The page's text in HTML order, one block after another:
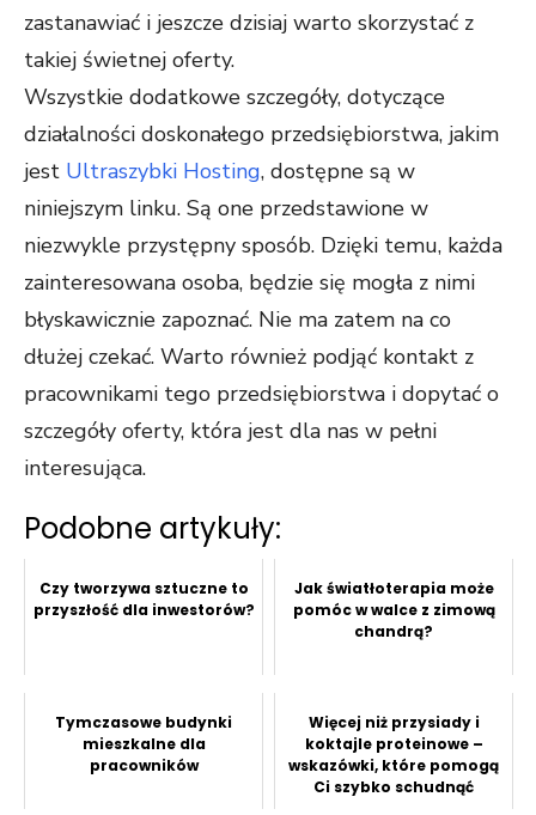
zastanawiać i jeszcze dzisiaj warto skorzystać z
takiej świetnej oferty.
Wszystkie dodatkowe szczegóły, dotyczące
działalności doskonałego przedsiębiorstwa, jakim
jest Ultraszybki Hosting, dostępne są w
niniejszym linku. Są one przedstawione w
niezwykle przystępny sposób. Dzięki temu, każda
zainteresowana osoba, będzie się mogła z nimi
błyskawicznie zapoznać. Nie ma zatem na co
dłużej czekać. Warto również podjąć kontakt z
pracownikami tego przedsiębiorstwa i dopytać o
szczegóły oferty, która jest dla nas w pełni
interesująca.
Podobne artykuły:
Czy tworzywa sztuczne to
przyszłość dla inwestorów?
Jak światłoterapia może
pomóc w walce z zimową
chandrą?
Tymczasowe budynki
mieszkalne dla
pracowników
Więcej niż przysiady i
koktajle proteinowe –
wskazówki, które pomogą
Ci szybko schudnąć